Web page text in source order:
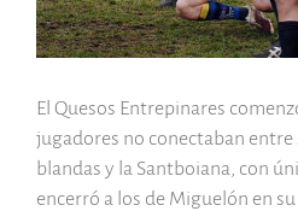
El Quesos Entrepinares
jugadores no conectaban entre
blandas y la Santboiana, con
encerró a los de Miguelón en